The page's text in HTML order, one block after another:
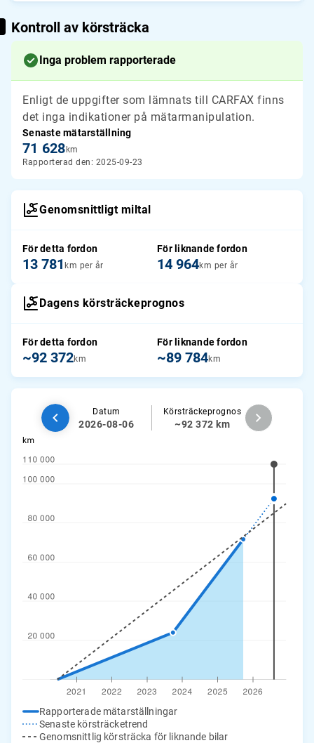
Kontroll av körsträcka
Inga problem rapporterade
Enligt de uppgifter som lämnats till CARFAX finns
det inga indikationer på mätarmanipulation.
Senaste mätarställning
71 628 km
Rapporterad den: 2025-09-23
Genomsnittligt miltal
För detta fordon
13 781 km per år
För liknande fordon
14 964km per år
Dagens körsträckeprognos
För detta fordon
~92 372km
För liknande fordon
~89 784km
Datum
2026-08-06
Körsträckeprognos
~92 372 km
Rapporterade mätarställningar
Senaste körsträcketrend
Genomsnittlig körsträcka för liknande bilar